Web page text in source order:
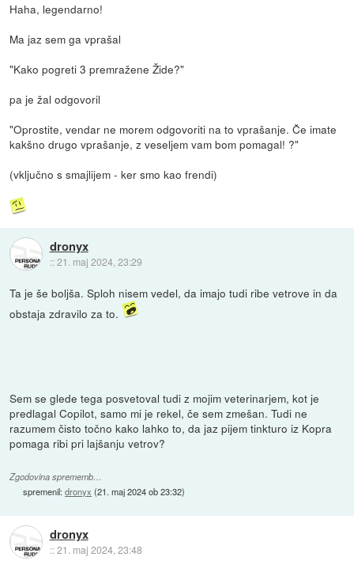
Haha, legendarno!
Ma jaz sem ga vprašal
"Kako pogreti 3 premražene Žide?"
pa je žal odgovoril
"Oprostite, vendar ne morem odgovoriti na to vprašanje. Če imate
kakšno drugo vprašanje, z veseljem vam bom pomagal! ?"
(vključno s smajlijem - ker smo kao frendi)
dronyx
::21. maj 2024, 23:29
Ta je še boljša. Sploh nisem vedel, da imajo tudi ribe vetrove in da
obstaja zdravilo za to.
Sem se glede tega posvetoval tudi z mojim veterinarjem, kot je
predlagal Copilot, samo mi je rekel, če sem zmešan. Tudi ne
razumem čisto točno kako lahko to, da jaz pijem tinkturo iz Kopra
pomaga ribi pri lajšanju vetrov?
Zgodovina sprememb…
spremenil:dronyx (21. maj 2024 ob 23:32)
dronyx
::21. maj 2024, 23:48